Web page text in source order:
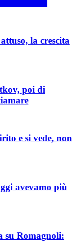
la crescita
poi di
e si vede, non
avevamo più
su Romagnoli: